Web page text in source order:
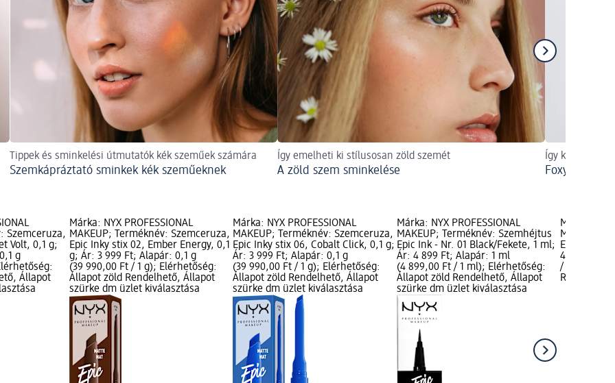
Tippek és sminkelési útmutatók kék szeműek számára
Szemkápráztató sminkek kék szeműeknek
Így emelheti ki stílusosan zöld szemét
A zöld szem sminkelése
Így készítheti
Foxy Eyes –
Szemceruza,
Volt, 0,1 g;
g
Állapot
Márka: NYX PROFESSIONAL
MAKEUP; Terméknév: Szemceruza,
Epic Inky stix 02, Ember Energy, 0,1
g; Ár: 3 999 Ft; Alapár: 0,1 g
(39 990,00 Ft / 1 g); Elérhetőség:
Állapot zöld Rendelhető, Állapot
szürke dm üzlet kiválasztása
Márka: NYX PROFESSIONAL
MAKEUP; Terméknév: Szemceruza,
Epic Inky stix 06, Cobalt Click, 0,1 g;
Ár: 3 999 Ft; Alapár: 0,1 g
(39 990,00 Ft / 1 g); Elérhetőség:
Állapot zöld Rendelhető, Állapot
szürke dm üzlet kiválasztása
Márka: NYX PROFESSIONAL
MAKEUP; Terméknév: Szemhéjtus
Epic Ink - Nr. 01 Black/Fekete, 1 ml;
Ár: 4 899 Ft; Alapár: 1 ml
(4 899,00 Ft / 1 ml); Elérhetőség:
Állapot zöld Rendelhető, Állapot
szürke dm üzlet kiválasztása
Márka: NYX
MAKEUP;
Epic Wear
4 999 Ft;
/ 1 ml);